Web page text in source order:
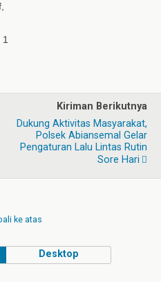
Kiriman Berikutnya
Dukung Aktivitas Masyarakat,
Polsek Abiansemal Gelar
Pengaturan Lalu Lintas Rutin
Sore Hari
ke atas
Desktop